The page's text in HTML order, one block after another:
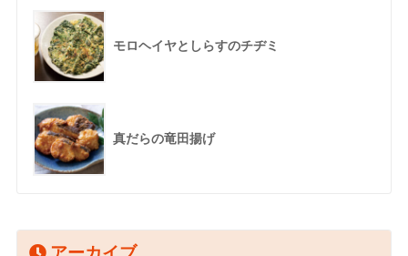
モロヘイヤとしらすのチヂミ
真だらの竜田揚げ